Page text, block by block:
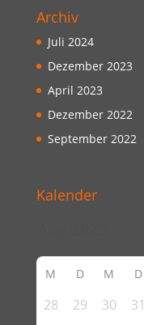
Archiv
Juli 2024
Dezember 2023
April 2023
Dezember 2022
September 2022
Kalender
M D M D
28 29 30 31